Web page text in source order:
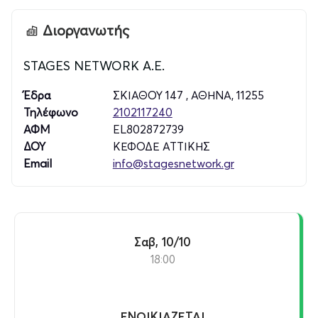
VIP1: 25 Ευρώ
Πλατεία + Θεωρεία: 18 Ευρώ
ΑΜΕΑ(χωρίς αμαξίδιο), Φοιτητικό, Ανέργων, Παιδικό(έως
12 ετών): 16 Ευρώ
Θέσεις περιορισμένης ορατότητας
ταμείο του Θεάτρου Αλίκη
Διοργανωτής
STAGES NETWORK A.E.
Έδρα
ΣΚΙΑΘΟΥ 147 , ΑΘΗΝΑ, 11255
Τηλέφωνο
2102117240
ΑΦΜ
EL802872739
ΔΟΥ
ΚΕΦΟΔΕ ΑΤΤΙΚΗΣ
Email
info@stagesnetwork.gr
Σαβ, 10/10
18:00